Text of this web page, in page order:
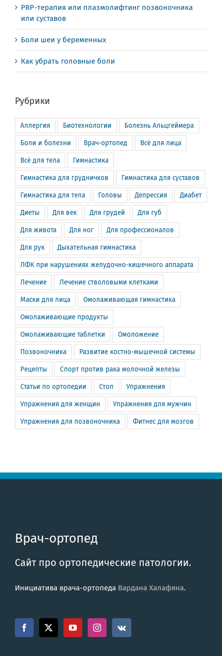
PRP-терапия или плазмолифтинг позвоночника
или суставов
Боли шеи у беременных
Как убрать головные боли
Рубрики
Аллергия Биотехнологии Болезнь Альцгеймера
Боли и болезни Врач-ортопед Всё для лица
Всё для тела Гимнастика
Гимнастика для грудничков Гимнастика для суставов
Гимнастика для тела Головы Депрессия Диабет
Диеты Для век Для грудей Для губ
Для живота Для ног Для профессионалов
Для рук Дыхательная гимнастика
ЛФК при нарушениях желудочно-кишечного аппарата
Лечение Лечение стволовыми клетками
Маски для лица Омолаживающая гимнастика
Омолаживающие продукты
Омолаживающие таблетки Омоложение
Позвоночника Развитие костно-мышечной системы
Рецепты Спорт против рака молочной железы
Статьи по ортопедии Стоп Упражнения
Упражнения для женщин Упражнения для мужчин
Упражнения для позвоночника Фитнес для мозгов
Врач-ортопед
Сайт про ортопедические патологии.
Инициатива врача-ортопеда Вардана Халафяна.